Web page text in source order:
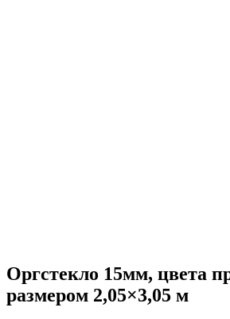
Оргстекло 15мм, цвета
размером 2,05×3,05 м